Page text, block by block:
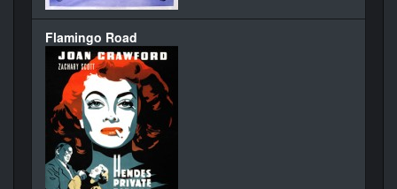
Flamingo Road